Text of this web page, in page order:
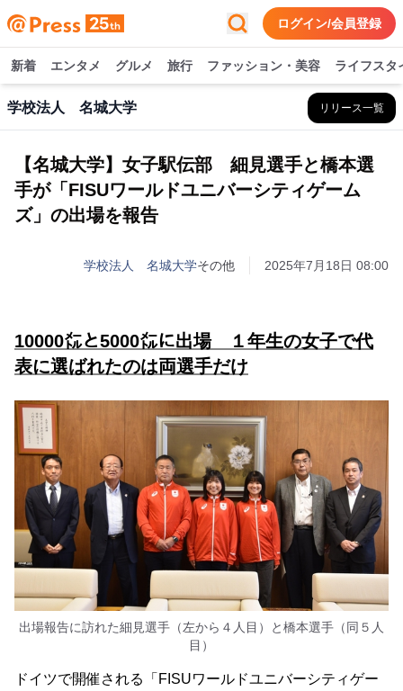
ログイン/会員登録
新着 エンタメ グルメ 旅行 ファッション・美容 ライフスタ
学校法人 名城大学 リリース一覧
【名城大学】女子駅伝部 細見選手と橋本選
手が「FISUワールドユニバーシティゲーム
ズ」の出場を報告
学校法人 名城大学その他 2025年7月18日 08:00
10000㍍と5000㍍に出場 １年生の女子で代
表に選ばれたのは両選手だけ
出場報告に訪れた細見選手（左から４人目）と橋本選手（同５人
目）
ドイツで開催される「FISUワールドユニバーシティゲー